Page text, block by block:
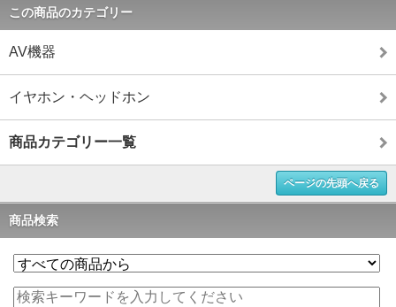
この商品のカテゴリー
AV機器
イヤホン・ヘッドホン
商品カテゴリー一覧
ページの先頭へ戻る
商品検索